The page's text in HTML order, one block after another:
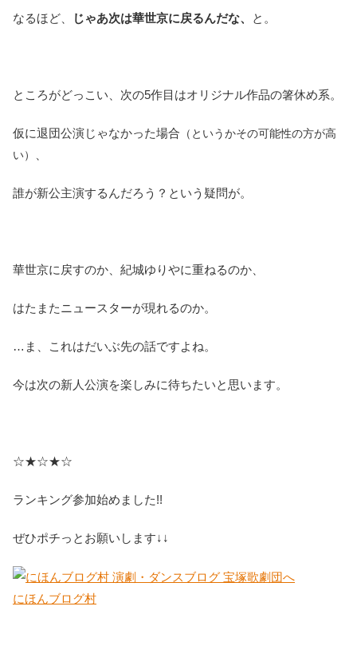
なるほど、 じゃあ次は華世京に戻るんだな、 と。
ところがどっこい、次の5作目はオリジナル作品の箸休め系。
仮に退団公演じゃなかった場合 （というかその可能性の方が高
い）
誰が新公主演するんだろう？という疑問が。
華世京に戻すのか、紀城ゆりやに重ねるのか、
はたまたニュースターが現れるのか。
…ま、これはだいぶ先の話ですよね。
今は次の新人公演を楽しみに待ちたいと思います。
☆★☆★☆
ランキング参加始めました!!
ぜひポチっとお願いします↓↓
にほんブログ村